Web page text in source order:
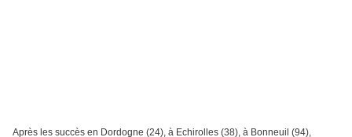
Après les succès en Dordogne (24), à Echirolles (38), à Bonneuil (94),